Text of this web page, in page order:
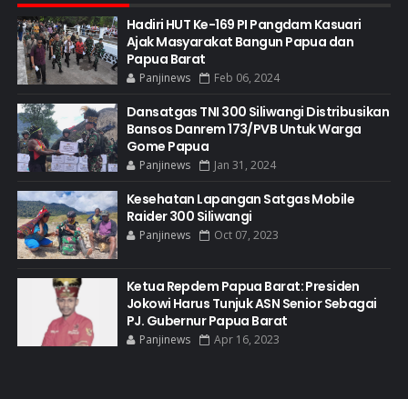
Hadiri HUT Ke-169 PI Pangdam Kasuari
Ajak Masyarakat Bangun Papua dan
Papua Barat
Panjinews Feb 06, 2024
Dansatgas TNI 300 Siliwangi Distribusikan
Bansos Danrem 173/PVB Untuk Warga
Gome Papua
Panjinews Jan 31, 2024
Kesehatan Lapangan Satgas Mobile
Raider 300 Siliwangi
Panjinews Oct 07, 2023
Ketua Repdem Papua Barat: Presiden
Jokowi Harus Tunjuk ASN Senior Sebagai
PJ. Gubernur Papua Barat
Panjinews Apr 16, 2023